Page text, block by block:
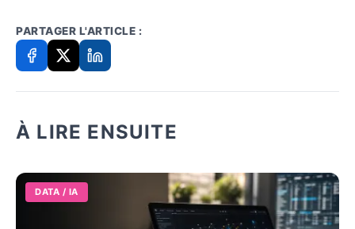
PARTAGER L'ARTICLE :
À LIRE ENSUITE
DATA / IA